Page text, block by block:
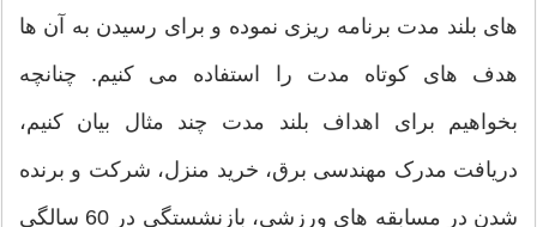
های بلند مدت برنامه ریزی نموده و برای رسیدن به آن ها
هدف های کوتاه مدت را استفاده می کنیم. چنانچه
بخواهیم برای اهداف بلند مدت چند مثال بیان کنیم،
دریافت مدرک مهندسی برق، خرید منزل، شرکت و برنده
شدن در مسابقه های ورزشی، بازنشستگی در 60 سالگی